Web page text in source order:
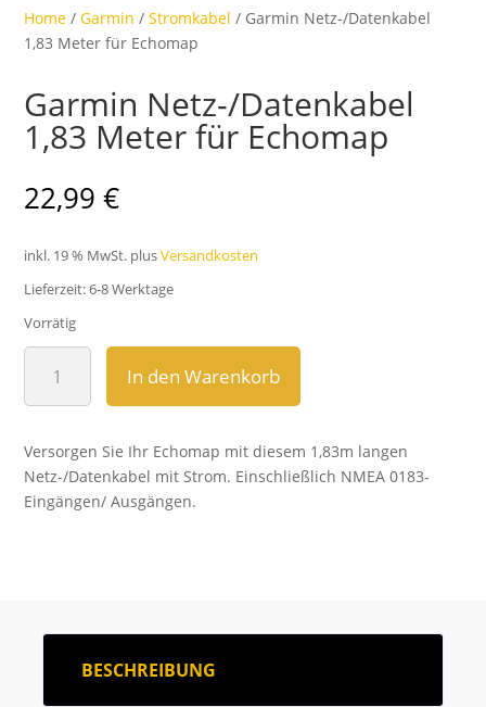
Home /Garmin /Stromkabel / Garmin Netz-/Datenkabel
1,83 Meter für Echomap
Garmin Netz-/Datenkabel
1,83 Meter für Echomap
22,99€
inkl. 19 % MwSt. plusVersandkosten
Lieferzeit:6-8 Werktage
Vorrätig
Netz-/Datenkabel
1,83
für
Echomap
Menge
In den Warenkorb
Versorgen Sie Ihr Echomap mit diesem 1,83m langen
Netz-/Datenkabel mit Strom. Einschließlich NMEA 0183-
Eingängen/ Ausgängen.
BESCHREIBUNG